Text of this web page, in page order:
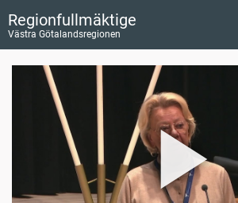
Regionfullmäktige
Västra Götalandsregionen